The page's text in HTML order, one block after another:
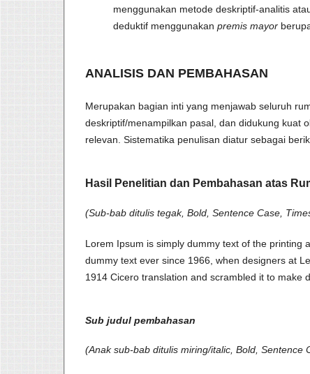
menggunakan metode deskriptif-analitis
deduktif menggunakan premis mayor
ANALISIS DAN PEMBAHASAN
Merupakan bagian inti yang menjawab seluruh
deskriptif/menampilkan pasal, dan didukung kuat
relevan. Sistematika penulisan diatur sebagai
Hasil Penelitian dan Pembahasan atas
(Sub-bab ditulis tegak, Bold, Sentence Case,
Lorem Ipsum is simply dummy text of the printing
dummy text ever since 1966, when designers at
1914 Cicero translation and scrambled it to make
Sub judul pembahasan
(Anak sub-bab ditulis miring/italic, Bold, Sentence